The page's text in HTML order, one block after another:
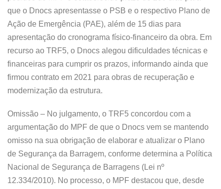
que o Dnocs apresentasse o PSB e o respectivo Plano de
Ação de Emergência (PAE), além de 15 dias para
apresentação do cronograma físico-financeiro da obra. Em
recurso ao TRF5, o Dnocs alegou dificuldades técnicas e
financeiras para cumprir os prazos, informando ainda que
firmou contrato em 2021 para obras de recuperação e
modernização da estrutura.
Omissão – No julgamento, o TRF5 concordou com a
argumentação do MPF de que o Dnocs vem se mantendo
omisso na sua obrigação de elaborar e atualizar o Plano
de Segurança da Barragem, conforme determina a Política
Nacional de Segurança de Barragens (Lei nº
12.334/2010). No processo, o MPF destacou que, desde